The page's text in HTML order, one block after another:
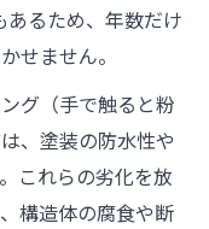
の注意点と対
方へ年数の見極
必要性と時期
あるため、年数だけ
せません。
グ（手で触ると粉
、塗装の防水性や
これらの劣化を放
構造体の腐食や断